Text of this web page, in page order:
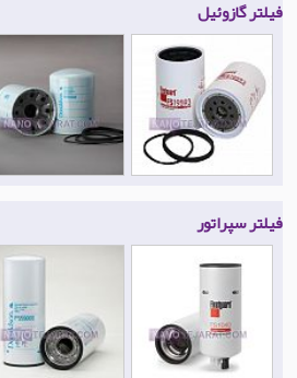
فیلتر گازوئیل
فیلتر سپراتور